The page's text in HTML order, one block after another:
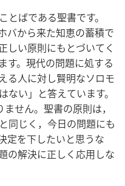
ばである聖書です。
バから来た知恵の蓄積で
しい原則にもとづいてく
す。現代の問題に処する
る人に対し賢明なソロモ
い」と答えています。
せん。聖書の原則は，
同じく，今日の問題にも
定を下したいと思うな
の解決に正しく応用しな